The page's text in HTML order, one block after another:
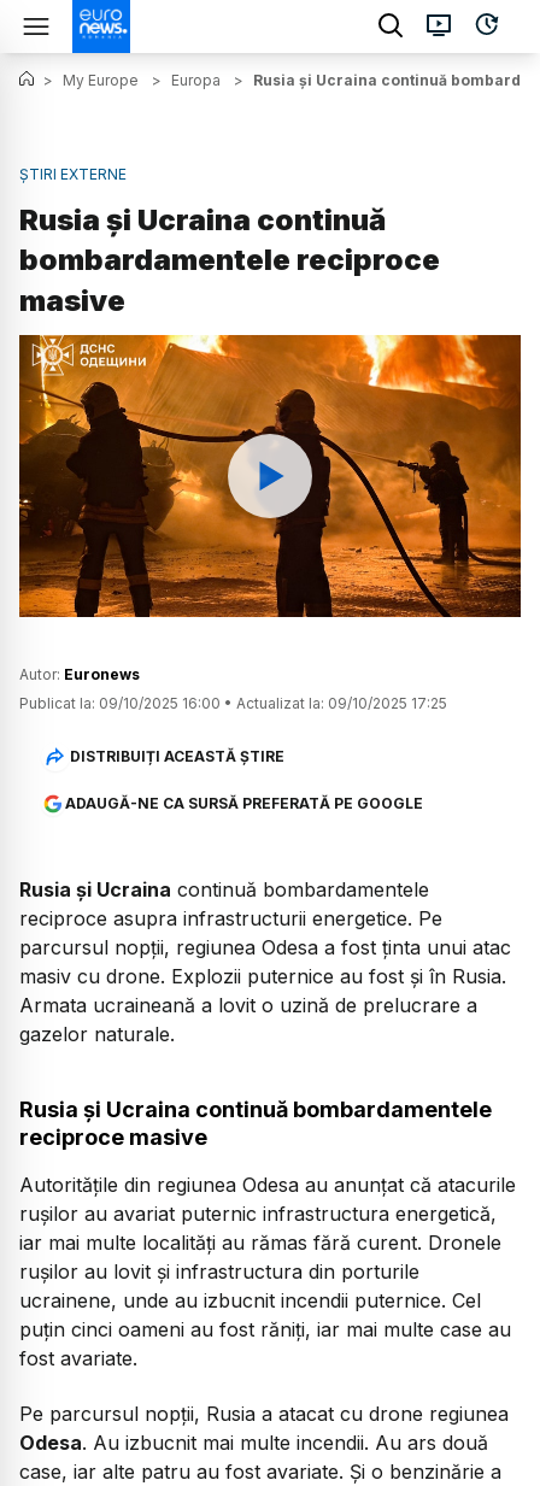
> My Europe > Europa > Rusia și Ucraina continuă
ȘTIRI EXTERNE
Rusia și Ucraina continuă
bombardamentele reciproce
masive
Watch
Autor: Euronews
Publicat la: 09/10/2025 16:00 • Actualizat la: 09/10/2025 17:25
DISTRIBUIȚI ACEASTĂ ȘTIRE
ADAUGĂ-NE CA SURSĂ PREFERATĂ PE GOOGLE
Rusia și Ucraina continuă bombardamentele
reciproce asupra infrastructurii energetice. Pe
parcursul nopții, regiunea Odesa a fost ținta unui atac
masiv cu drone. Explozii puternice au fost și în Rusia.
Armata ucraineană a lovit o uzină de prelucrare a
gazelor naturale.
Rusia și Ucraina continuă bombardamentele
reciproce masive
Autoritățile din regiunea Odesa au anunțat că atacurile
rușilor au avariat puternic infrastructura energetică,
iar mai multe localități au rămas fără curent. Dronele
rușilor au lovit și infrastructura din porturile
ucrainene, unde au izbucnit incendii puternice. Cel
puțin cinci oameni au fost răniți, iar mai multe case au
fost avariate.
Pe parcursul nopții, Rusia a atacat cu drone regiunea
Odesa. Au izbucnit mai multe incendii. Au ars două
case, iar alte patru au fost avariate. Și o benzinărie a